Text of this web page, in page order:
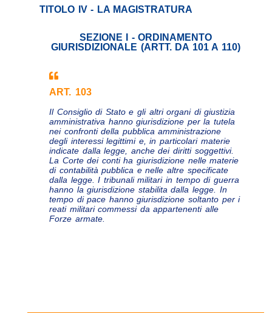
TITOLO IV - LA MAGISTRATURA
SEZIONE I - ORDINAMENTO
GIURISDIZIONALE (ARTT. DA 101 A 110)
ART. 103
Il Consiglio di Stato e gli altri organi di giustizia
amministrativa hanno giurisdizione per la tutela
nei confronti della pubblica amministrazione
degli interessi legittimi e, in particolari materie
indicate dalla legge, anche dei diritti soggettivi.
La Corte dei conti ha giurisdizione nelle materie
di contabilità pubblica e nelle altre specificate
dalla legge. I tribunali militari in tempo di guerra
hanno la giurisdizione stabilita dalla legge. In
tempo di pace hanno giurisdizione soltanto per i
reati militari commessi da appartenenti alle
Forze armate.